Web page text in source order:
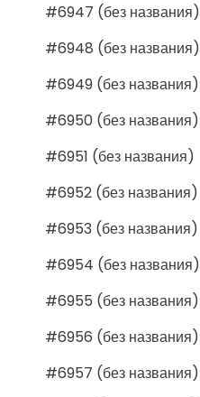
#6947 (без названия)
#6948 (без названия)
#6949 (без названия)
#6950 (без названия)
#6951 (без названия)
#6952 (без названия)
#6953 (без названия)
#6954 (без названия)
#6955 (без названия)
#6956 (без названия)
#6957 (без названия)